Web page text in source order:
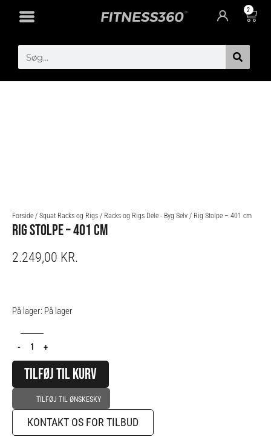
2
Cart
Search
Forside / Squat Racks og Rigs / Racks og Rigs Dele - Byg Selv / Rig Stolpe – 401 cm
RIG STOLPE – 401 CM
2.249,00 KR.
På lager: På lager
-
Rig
-
401
cm
antal
+
TILFØJ TIL KURV
TILFØJ TIL ØNSKESKY
KONTAKT OS FOR TILBUD